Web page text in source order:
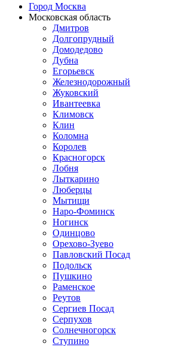
Город Москва
Московская область
Дмитров
Долгопрудный
Домодедово
Дубна
Егорьевск
Железнодорожный
Жуковский
Ивантеевка
Климовск
Клин
Коломна
Королев
Красногорск
Лобня
Лыткарино
Люберцы
Мытищи
Наро-Фоминск
Ногинск
Одинцово
Орехово-Зуево
Павловский Посад
Подольск
Пушкино
Раменское
Реутов
Сергиев Посад
Серпухов
Солнечногорск
Ступино